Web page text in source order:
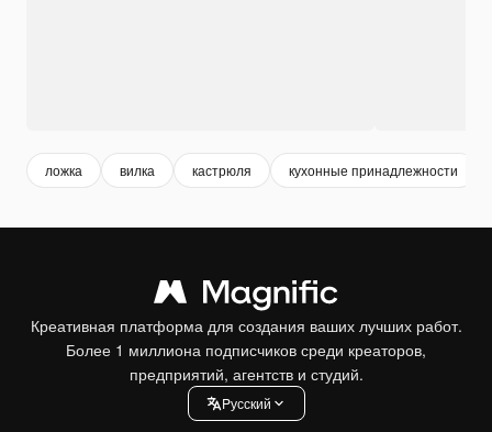
ложка вилка кастрюля кухонные принадлежности
Креативная платформа для создания ваших лучших работ.
Более 1 миллиона подписчиков среди креаторов,
предприятий, агентств и студий.
Pусский